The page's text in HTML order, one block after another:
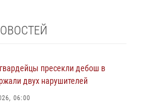
пресекли дебош в
двух нарушителей
06:00